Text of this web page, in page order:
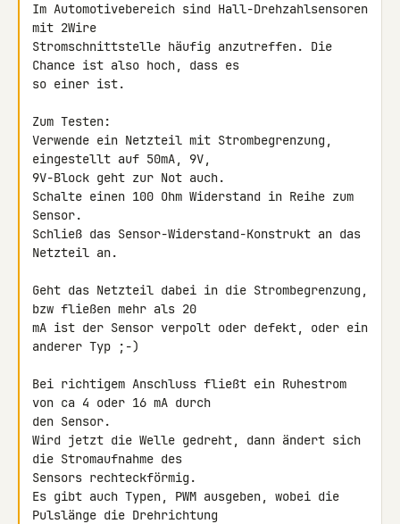
Im Automotivebereich sind Hall-Drehzahlsensoren
mit 2Wire
Stromschnittstelle häufig anzutreffen. Die
Chance ist also hoch, dass es
so einer ist.
Zum Testen:
Verwende ein Netzteil mit Strombegrenzung,
eingestellt auf 50mA, 9V,
9V-Block geht zur Not auch.
Schalte einen 100 Ohm Widerstand in Reihe zum
Sensor.
Schließ das Sensor-Widerstand-Konstrukt an das
Netzteil an.
Geht das Netzteil dabei in die Strombegrenzung,
bzw fließen mehr als 20
mA ist der Sensor verpolt oder defekt, oder ein
anderer Typ ;-)
Bei richtigem Anschluss fließt ein Ruhestrom
von ca 4 oder 16 mA durch
den Sensor.
Wird jetzt die Welle gedreht, dann ändert sich
die Stromaufnahme des
Sensors rechteckförmig.
Es gibt auch Typen, PWM ausgeben, wobei die
Pulslänge die Drehrichtung